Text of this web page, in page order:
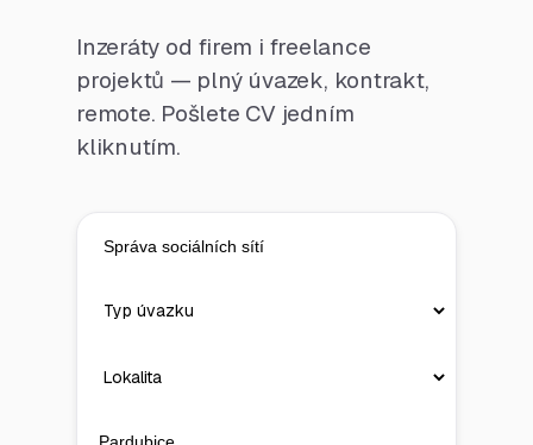
Inzeráty od firem i freelance
projektů — plný úvazek, kontrakt,
remote. Pošlete CV jedním
kliknutím.